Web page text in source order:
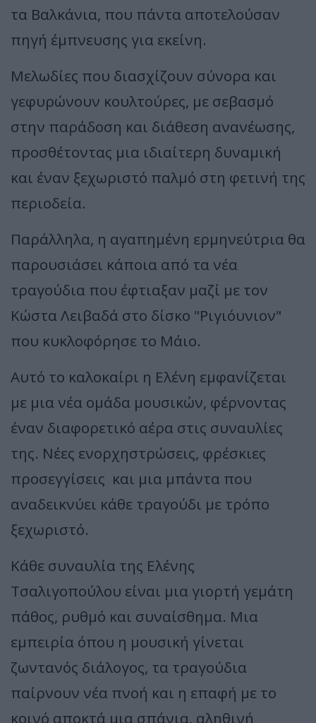
τα Βαλκάνια, που πάντα αποτελούσαν
πηγή έμπνευσης για εκείνη.
Μελωδίες που διασχίζουν σύνορα και
γεφυρώνουν κουλτούρες, με σεβασμό
στην παράδοση και διάθεση ανανέωσης,
προσθέτοντας μια ιδιαίτερη δυναμική
και έναν ξεχωριστό παλμό στη φετινή της
περιοδεία.
Παράλληλα, η αγαπημένη ερμηνεύτρια θα
παρουσιάσει κάποια από τα νέα
τραγούδια που έφτιαξαν μαζί με τον
Κώστα Λειβαδά στο δίσκο "Ριγιόυνιον"
που κυκλοφόρησε το Μάιο.
Αυτό το καλοκαίρι η Ελένη εμφανίζεται
με μια νέα ομάδα μουσικών, φέρνοντας
έναν διαφορετικό αέρα στις συναυλίες
της. Νέες ενορχηστρώσεις, φρέσκιες
προσεγγίσεις και μια μπάντα που
αναδεικνύει κάθε τραγούδι με τρόπο
ξεχωριστό.
Κάθε συναυλία της Ελένης
Τσαλιγοπούλου είναι μια γιορτή γεμάτη
πάθος, ρυθμό και συναίσθημα. Μια
εμπειρία όπου η μουσική γίνεται
ζωντανός διάλογος, τα τραγούδια
παίρνουν νέα πνοή και η επαφή με το
κοινό αποκτά μια σπάνια, αληθινή